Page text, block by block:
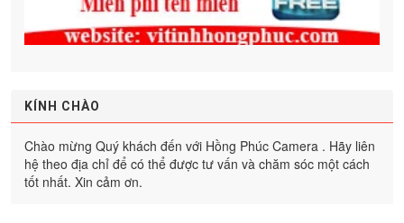
KÍNH CHÀO
Chào mừng Quý khách đến với Hồng Phúc Camera . Hãy liên
hệ theo địa chỉ để có thể được tư vấn và chăm sóc một cách
tốt nhất. Xin cảm ơn.